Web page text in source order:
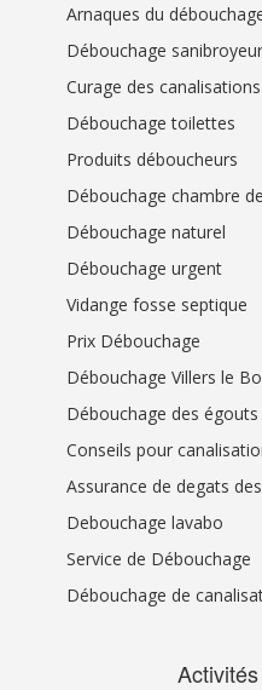
Arnaques du
Débouchage sanibroyeur
Curage des canalisations
Débouchage toilettes
Produits déboucheurs
Débouchage chambre
Débouchage naturel
Débouchage urgent
Vidange fosse septique
Prix Débouchage
Débouchage Villers le
Débouchage des égouts
Conseils pour
Assurance de degats
Debouchage lavabo
Service de Débouchage
Débouchage de